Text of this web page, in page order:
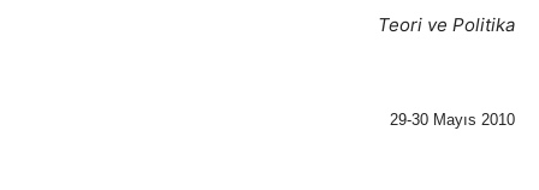
Teori ve Politika
29-30 Mayıs 2010